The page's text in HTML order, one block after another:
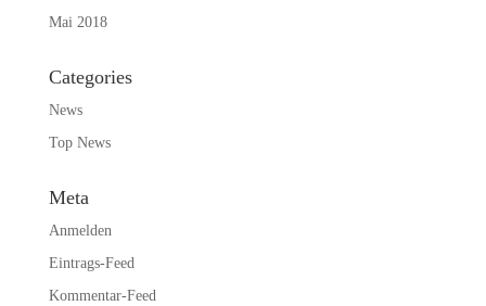
Mai 2018
Categories
News
Top News
Meta
Anmelden
Eintrags-Feed
Kommentar-Feed